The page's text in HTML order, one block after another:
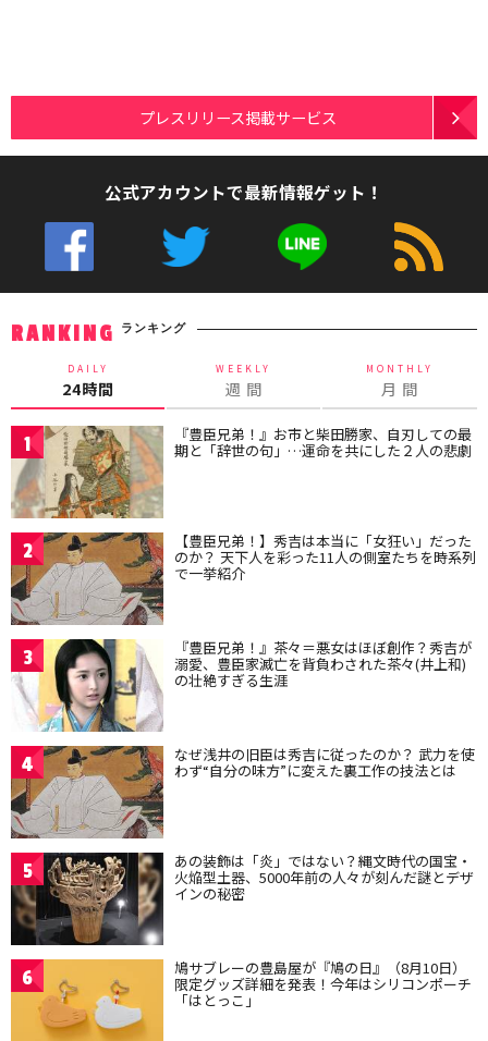
プレスリリース掲載サービス
公式アカウントで最新情報ゲット！
RANKING ランキング
DAILY
24時間
WEEKLY
週 間
MONTHLY
月 間
1 『豊臣兄弟！』お市と柴田勝家、自刃しての最
期と「辞世の句」…運命を共にした２人の悲劇
2 【豊臣兄弟！】秀吉は本当に「女狂い」だった
のか？ 天下人を彩った11人の側室たちを時系列
で一挙紹介
3 『豊臣兄弟！』茶々＝悪女はほぼ創作？秀吉が
溺愛、豊臣家滅亡を背負わされた茶々(井上和)
の壮絶すぎる生涯
4 なぜ浅井の旧臣は秀吉に従ったのか？ 武力を使
わず“自分の味方”に変えた裏工作の技法とは
5 あの装飾は「炎」ではない？縄文時代の国宝・
火焔型土器、5000年前の人々が刻んだ謎とデザ
インの秘密
6 鳩サブレーの豊島屋が『鳩の日』（8月10日）
限定グッズ詳細を発表！今年はシリコンポーチ
「はとっこ」